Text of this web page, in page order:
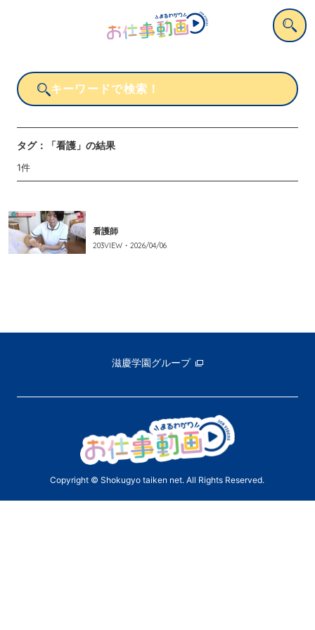
タグ： 「看護」 の結果
1件
看護師
203VIEW・ 2026/04/06
滋慶学園グループ
Copyright © Shokugyo taiken net. All Rights Reserved.